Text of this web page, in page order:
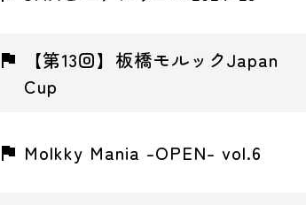
【第13回】板橋モルックJapan
Cup
Molkky Mania -OPEN- vol.6